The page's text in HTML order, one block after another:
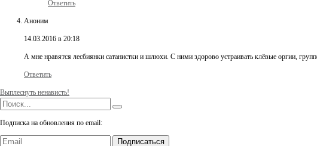
Ответить
Аноним
14.03.2016 в 20:18
А мне нравятся лесбиянки сатанистки и шлюхи. С ними здорово устраивать клёвые оргии,
Ответить
Выплеснуть ненависть!
Подписка на обновления по email:
Подписаться